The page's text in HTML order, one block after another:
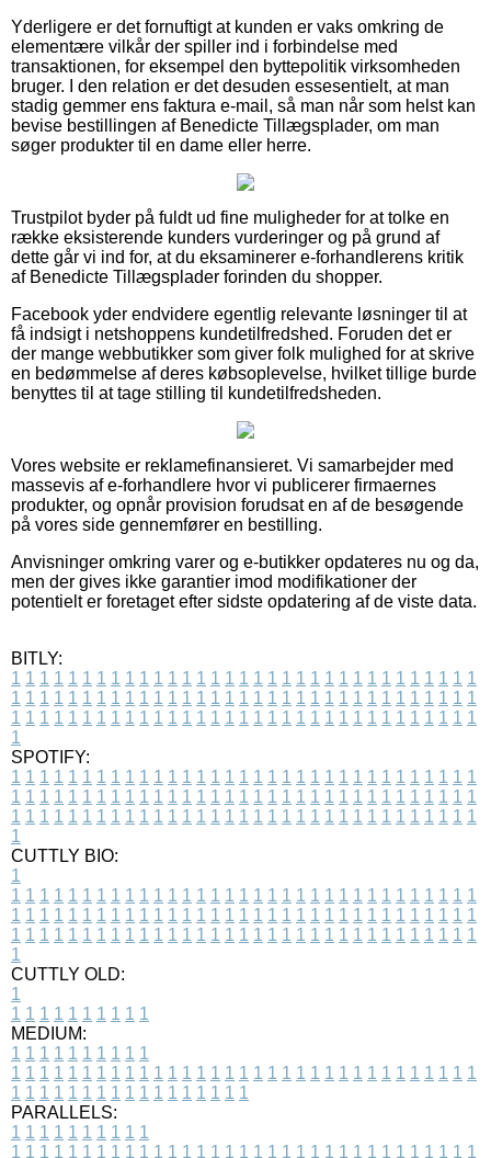
Yderligere er det fornuftigt at kunden er vaks omkring de
elementære vilkår der spiller ind i forbindelse med
transaktionen, for eksempel den byttepolitik virksomheden
bruger. I den relation er det desuden essesentielt, at man
stadig gemmer ens faktura e-mail, så man når som helst kan
bevise bestillingen af Benedicte Tillægsplader, om man
søger produkter til en dame eller herre.
Trustpilot byder på fuldt ud fine muligheder for at tolke en
række eksisterende kunders vurderinger og på grund af
dette går vi ind for, at du eksaminerer e-forhandlerens kritik
af Benedicte Tillægsplader forinden du shopper.
Facebook yder endvidere egentlig relevante løsninger til at
få indsigt i netshoppens kundetilfredshed. Foruden det er
der mange webbutikker som giver folk mulighed for at skrive
en bedømmelse af deres købsoplevelse, hvilket tillige burde
benyttes til at tage stilling til kundetilfredsheden.
Vores website er reklamefinansieret. Vi samarbejder med
massevis af e-forhandlere hvor vi publicerer firmaernes
produkter, og opnår provision forudsat en af de besøgende
på vores side gennemfører en bestilling.
Anvisninger omkring varer og e-butikker opdateres nu og da,
men der gives ikke garantier imod modifikationer der
potentielt er foretaget efter sidste opdatering af de viste data.
BITLY:
1 1 1 1 1 1 1 1 1 1 1 1 1 1 1 1 1 1 1 1 1 1 1 1 1 1 1 1 1 1 1 1 1
1 1 1 1 1 1 1 1 1 1 1 1 1 1 1 1 1 1 1 1 1 1 1 1 1 1 1 1 1 1 1 1 1
1 1 1 1 1 1 1 1 1 1 1 1 1 1 1 1 1 1 1 1 1 1 1 1 1 1 1 1 1 1 1 1 1
1
SPOTIFY:
1 1 1 1 1 1 1 1 1 1 1 1 1 1 1 1 1 1 1 1 1 1 1 1 1 1 1 1 1 1 1 1 1
1 1 1 1 1 1 1 1 1 1 1 1 1 1 1 1 1 1 1 1 1 1 1 1 1 1 1 1 1 1 1 1 1
1 1 1 1 1 1 1 1 1 1 1 1 1 1 1 1 1 1 1 1 1 1 1 1 1 1 1 1 1 1 1 1 1
1
CUTTLY BIO:
1
1 1 1 1 1 1 1 1 1 1 1 1 1 1 1 1 1 1 1 1 1 1 1 1 1 1 1 1 1 1 1 1 1
1 1 1 1 1 1 1 1 1 1 1 1 1 1 1 1 1 1 1 1 1 1 1 1 1 1 1 1 1 1 1 1 1
1 1 1 1 1 1 1 1 1 1 1 1 1 1 1 1 1 1 1 1 1 1 1 1 1 1 1 1 1 1 1 1 1
1
CUTTLY OLD:
1
1 1 1 1 1 1 1 1 1 1
MEDIUM:
1 1 1 1 1 1 1 1 1 1
1 1 1 1 1 1 1 1 1 1 1 1 1 1 1 1 1 1 1 1 1 1 1 1 1 1 1 1 1 1 1 1 1
1 1 1 1 1 1 1 1 1 1 1 1 1 1 1 1 1
PARALLELS:
1 1 1 1 1 1 1 1 1 1
1 1 1 1 1 1 1 1 1 1 1 1 1 1 1 1 1 1 1 1 1 1 1 1 1 1 1 1 1 1 1 1 1